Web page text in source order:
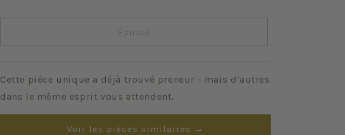
Tulipes
de
Tulipes
de
Épuisé
Cette pièce unique a déjà trouvé preneur - mais d’autres
dans le même esprit vous attendent.
Voir les pièces similaires →